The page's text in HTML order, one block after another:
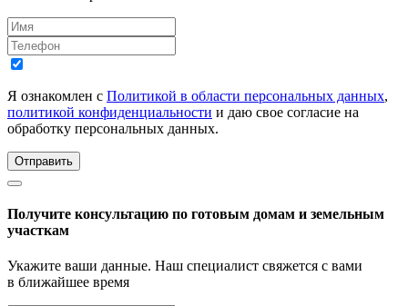
Я ознакомлен с Политикой в области персональных данных,
политикой конфиденциальности и даю свое согласие на
обработку персональных данных.
Отправить
Получите консультацию по готовым домам и земельным
участкам
Укажите ваши данные. Наш специалист свяжется с вами
в ближайшее время